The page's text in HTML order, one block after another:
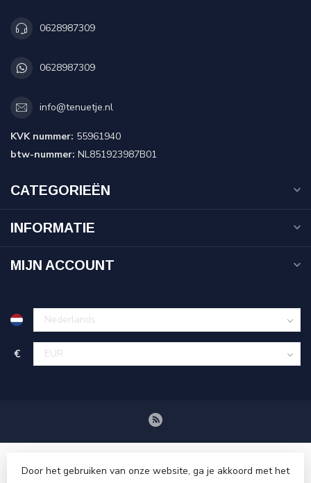
0628987309
0628987309
info@tenuetje.nl
KVK nummer: 55961940
btw-nummer: NL851923987B01
CATEGORIEËN
INFORMATIE
MIJN ACCOUNT
€
Door het gebruiken van onze website, ga je akkoord met het